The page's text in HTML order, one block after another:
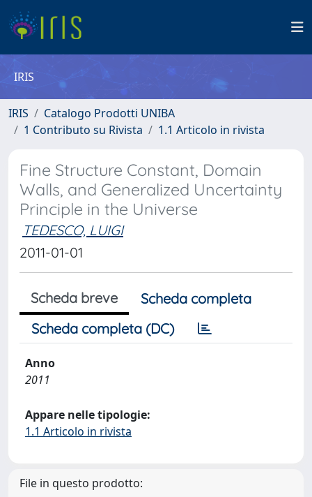
IRIS
IRIS
Catalogo Prodotti UNIBA
1 Contributo su Rivista
1.1 Articolo in rivista
Fine Structure Constant, Domain
Walls, and Generalized Uncertainty
Principle in the Universe
TEDESCO, LUIGI
2011-01-01
Scheda breve
Scheda completa
Scheda completa (DC)
Anno
2011
Appare nelle tipologie:
1.1 Articolo in rivista
File in questo prodotto: